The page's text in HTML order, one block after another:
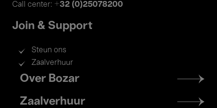
Call center: +32 (0)25078200
Join & Support
Steun ons
Zaalverhuur
Footer
menu
Over Bozar
Zaalverhuur